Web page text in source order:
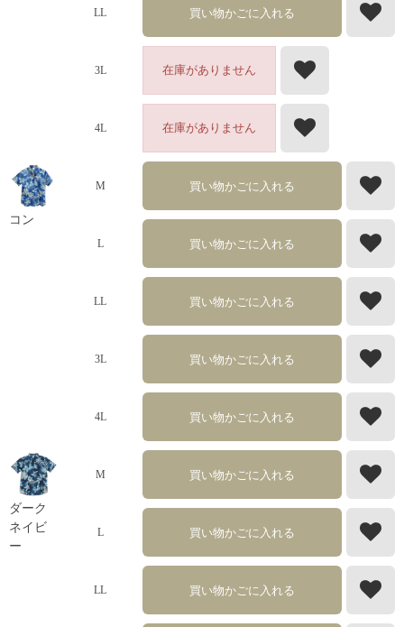
LL 買い物かごに入れる
3L 在庫がありません
4L 在庫がありません
コン
M 買い物かごに入れる
L 買い物かごに入れる
LL 買い物かごに入れる
3L 買い物かごに入れる
4L 買い物かごに入れる
ダーク
ネイビ
ー
M 買い物かごに入れる
L 買い物かごに入れる
LL 買い物かごに入れる